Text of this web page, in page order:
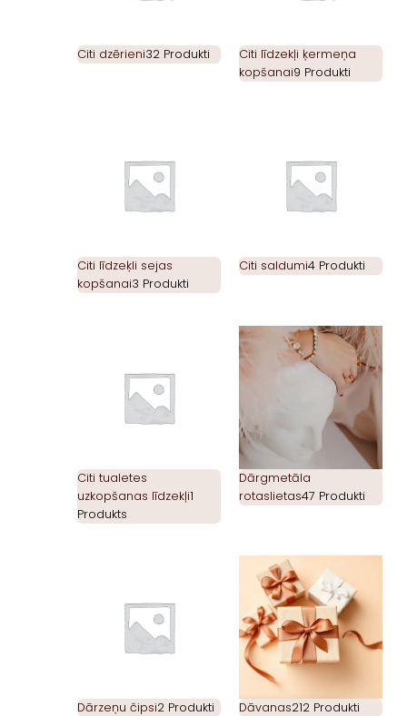
Citi dzērieni32 Produkti
Citi līdzekļi ķermeņa
kopšanai9 Produkti
Citi līdzeķli sejas
kopšanai3 Produkti
Citi saldumi4 Produkti
Citi tualetes
uzkopšanas līdzekļi1
Produkts
Dārgmetāla
rotaslietas47 Produkti
Dārzeņu čipsi2 Produkti Dāvanas212 Produkti